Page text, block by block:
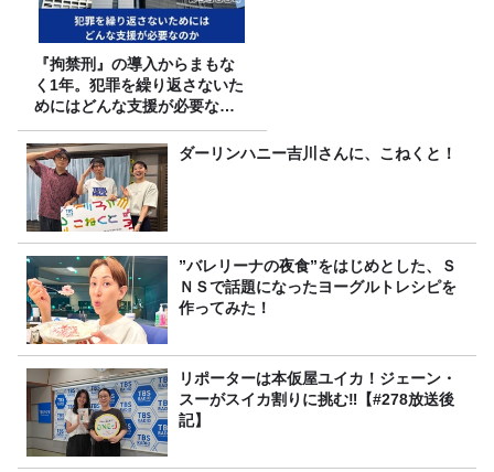
『拘禁刑』の導入からまもな
く1年。犯罪を繰り返さないた
めにはどんな支援が必要なの
か
ダーリンハニー吉川さんに、こねくと！
”バレリーナの夜食”をはじめとした、Ｓ
ＮＳで話題になったヨーグルトレシピを
作ってみた！
リポーターは本仮屋ユイカ！ジェーン・
スーがスイカ割りに挑む‼【#278放送後
記】